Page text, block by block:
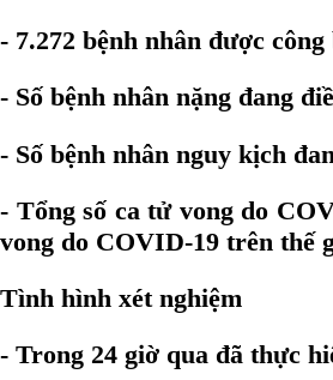
- 7.272 bệnh nhân được
- Số bệnh nhân nặng đang
- Số bệnh nhân nguy kịch
- Tổng số ca tử vong do
vong do COVID-19 trên thế
Tình hình xét nghiệm
- Trong 24 giờ qua đã thực